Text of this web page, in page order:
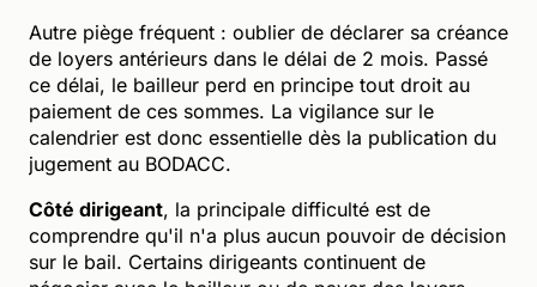
Autre piège fréquent : oublier de déclarer sa créance
de loyers antérieurs dans le délai de 2 mois. Passé
ce délai, le bailleur perd en principe tout droit au
paiement de ces sommes. La vigilance sur le
calendrier est donc essentielle dès la publication du
jugement au BODACC.
Côté dirigeant, la principale difficulté est de
comprendre qu'il n'a plus aucun pouvoir de décision
sur le bail. Certains dirigeants continuent de